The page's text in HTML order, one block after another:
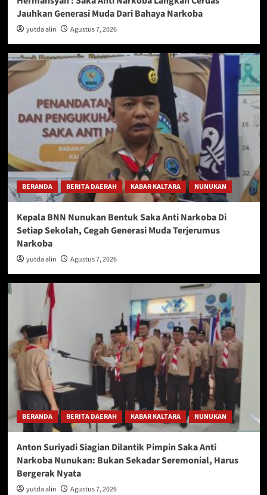
Jauhkan Generasi Muda Dari Bahaya Narkoba
yutda alin Agustus 7, 2026
BERANDA BERITA DAERAH KABAR KALTARA NUNUKAN
Kepala BNN Nunukan Bentuk Saka Anti Narkoba Di
Setiap Sekolah, Cegah Generasi Muda Terjerumus
Narkoba
yutda alin Agustus 7, 2026
BERANDA BERITA DAERAH KABAR KALTARA NUNUKAN
Anton Suriyadi Siagian Dilantik Pimpin Saka Anti
Narkoba Nunukan: Bukan Sekadar Seremonial, Harus
Bergerak Nyata
yutda alin Agustus 7, 2026